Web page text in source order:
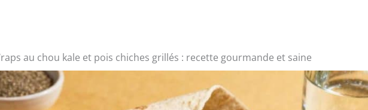
au chou kale et pois chiches grillés : recette gourmande et saine